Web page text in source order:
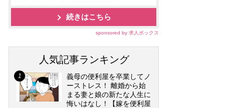
続きはこちら
sponsored by 求人ボックス
人気記事ランキング
義母の便利屋を卒業してノ
ーストレス！ 離婚から始
まる妻と娘の新たな人生に
悔いはなし！【嫁を便利屋